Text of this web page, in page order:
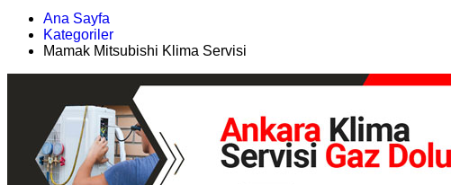
Ana Sayfa
Kategoriler
Mamak Mitsubishi Klima Servisi